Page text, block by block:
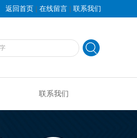
返回首页 | 在线留言 | 联系我们
联系我们